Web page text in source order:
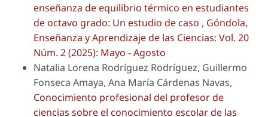
enseñanza de equilibrio térmico en estudiantes
de octavo grado: Un estudio de caso , Góndola,
Enseñanza y Aprendizaje de las Ciencias: Vol. 20
Núm. 2 (2025): Mayo - Agosto
Natalia Lorena Rodríguez Rodríguez, Guillermo
Fonseca Amaya, Ana María Cárdenas Navas,
Conocimiento profesional del profesor de
ciencias sobre el conocimiento escolar de las